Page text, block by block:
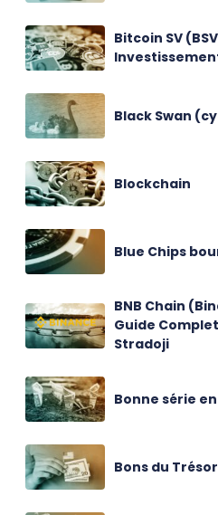
Bitcoin SV
Black Swan
Blockchain
Blue Chips
BNB Chain
Guide
Stradoji
Bonne série
Bons du